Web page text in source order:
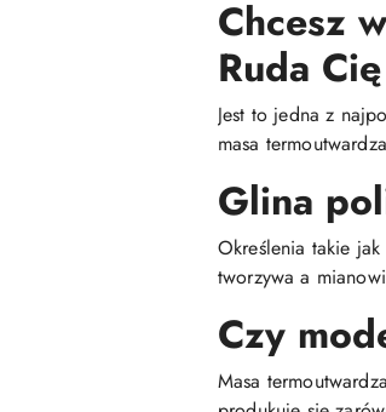
Chcesz
Ruda
Jest to jedna z
masa
Glina
Określenia takie
tworzywa a
Czy
Masa